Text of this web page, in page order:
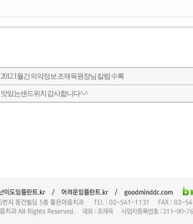
2012.1 월간 의약정보 조재욱 원장님 칼럼 수록
맛있는 샌드위치 감사합니다^-^